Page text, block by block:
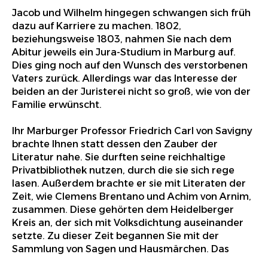
Jacob und Wilhelm hingegen schwangen sich früh
dazu auf Karriere zu machen. 1802,
beziehungsweise 1803, nahmen Sie nach dem
Abitur jeweils ein Jura-Studium in Marburg auf.
Dies ging noch auf den Wunsch des verstorbenen
Vaters zurück. Allerdings war das Interesse der
beiden an der Juristerei nicht so groß, wie von der
Familie erwünscht.
Ihr Marburger Professor Friedrich Carl von Savigny
brachte Ihnen statt dessen den Zauber der
Literatur nahe. Sie durften seine reichhaltige
Privatbibliothek nutzen, durch die sie sich rege
lasen. Außerdem brachte er sie mit Literaten der
Zeit, wie Clemens Brentano und Achim von Arnim,
zusammen. Diese gehörten dem Heidelberger
Kreis an, der sich mit Volksdichtung auseinander
setzte. Zu dieser Zeit begannen Sie mit der
Sammlung von Sagen und Hausmärchen. Das